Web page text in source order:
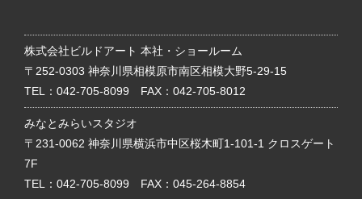
株式会社ビルドアート 本社・ショールーム
〒252-0303 神奈川県相模原市南区相模大野5-29-15
TEL： 042-705-8099 FAX：042-705-8012
みなとみらいスタジオ
〒231-0062 神奈川県横浜市中区桜木町1-101-1 クロスゲート
7F
TEL： 042-705-8099 FAX：045-264-8854